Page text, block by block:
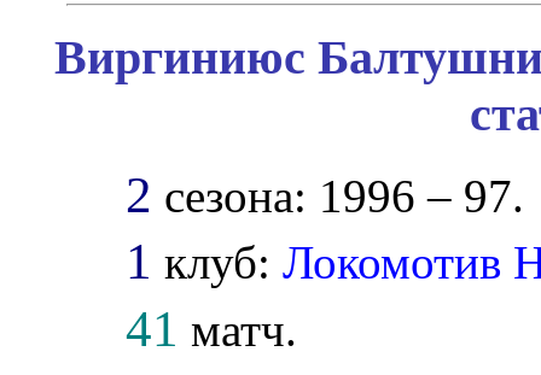
Виргиниюс
2 сезона: 1996 – 97.
1 клуб:Локомотив
41 матч.